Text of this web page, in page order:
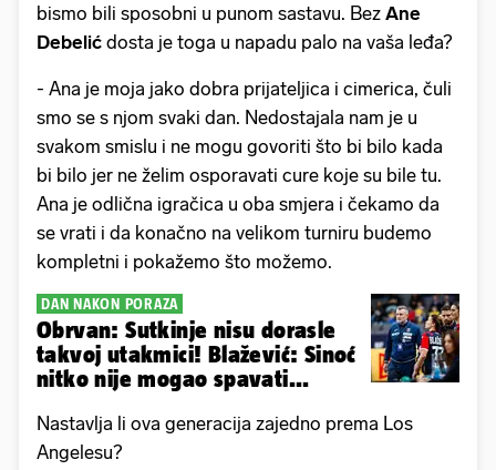
bismo bili sposobni u punom sastavu. Bez Ane
Debelić dosta je toga u napadu palo na vaša leđa?
- Ana je moja jako dobra prijateljica i cimerica, čuli
smo se s njom svaki dan. Nedostajala nam je u
svakom smislu i ne mogu govoriti što bi bilo kada
bi bilo jer ne želim osporavati cure koje su bile tu.
Ana je odlična igračica u oba smjera i čekamo da
se vrati i da konačno na velikom turniru budemo
kompletni i pokažemo što možemo.
DAN NAKON PORAZA
Obrvan: Sutkinje nisu dorasle
takvoj utakmici! Blažević: Sinoć
nitko nije mogao spavati...
Nastavlja li ova generacija zajedno prema Los
Angelesu?